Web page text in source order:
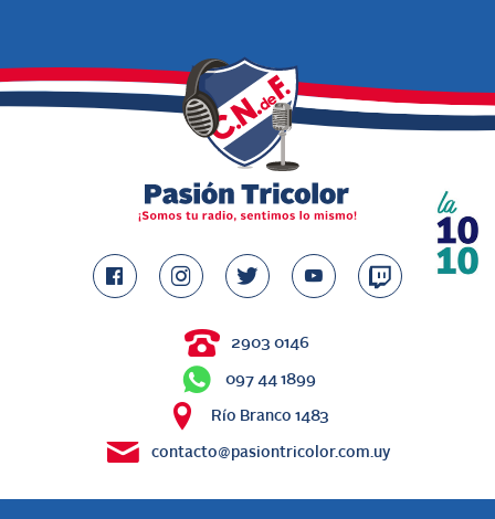
2903 0146
097 44 1899
Río Branco 1483
contacto@pasiontricolor.com.uy